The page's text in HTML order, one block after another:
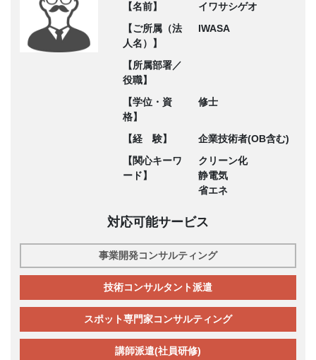
【名前】
イワサシゲオ
【ご所属（法
人名）】
IWASA
【所属部署／
役職】
【学位・資
格】
修士
【経 験】
企業技術者(OB含む)
【関心キーワ
ード】
クリーン化
静電気
省エネ
対応可能サービス
事業開発コンサルティング
技術コンサルタント派遣
スポット専門家コンサルティング
講師派遣(社員研修)